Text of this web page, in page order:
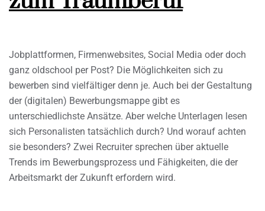
Jobplattformen, Firmenwebsites, Social Media oder doch
ganz oldschool per Post? Die Möglichkeiten sich zu
bewerben sind vielfältiger denn je. Auch bei der Gestaltung
der (digitalen) Bewerbungsmappe gibt es
unterschiedlichste Ansätze. Aber welche Unterlagen lesen
sich Personalisten tatsächlich durch? Und worauf achten
sie besonders? Zwei Recruiter sprechen über aktuelle
Trends im Bewerbungsprozess und Fähigkeiten, die der
Arbeitsmarkt der Zukunft erfordern wird.